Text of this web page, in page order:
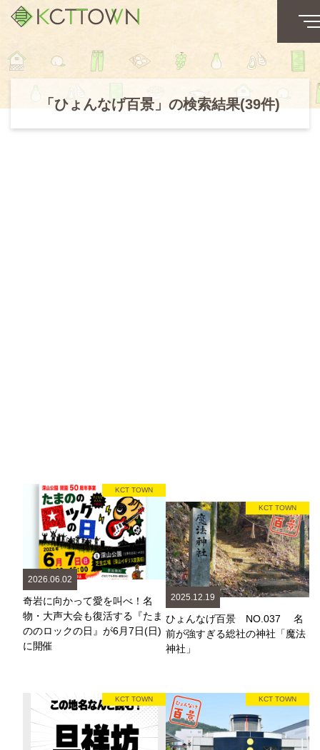
「ひょんなげ百景」の検索結果(39件)
KCT TOWN
2026.06.02
奇岩に向かって愛を叫べ！名
物・大声大会も復活する『たま
ののロックの日』が6月7日(日)
に開催
KCT TOWN
2025.12.19
ひょんなげ百景 NO.037 名
前が強すぎる総社の神社「魔法
神社」
KCT TOWN KCT TOWN